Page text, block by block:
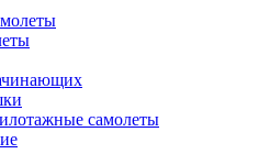
самолеты